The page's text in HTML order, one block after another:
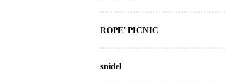
ROPE' PICNIC
snidel